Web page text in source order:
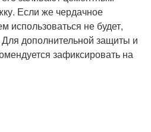
Если же чердачное
не будет,
дополнительной защиты и
зафиксировать на